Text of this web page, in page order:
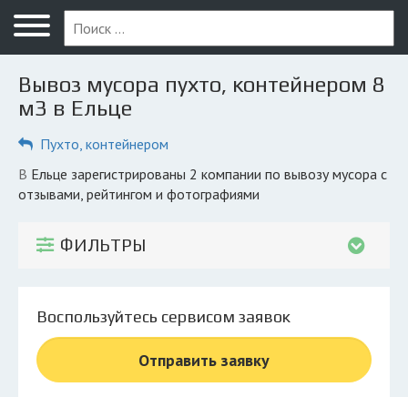
Меню
Главная
Вопрос юристу
Компании
Экоблог
© 2026 Все права защищены
Вывоз мусора пухто, контейнером 8
м3 в Ельце
Пухто, контейнером
в Ельце зарегистрированы 2 компании по вывозу мусора с
отзывами, рейтингом и фотографиями
ФИЛЬТРЫ
Воспользуйтесь сервисом заявок
Отправить заявку